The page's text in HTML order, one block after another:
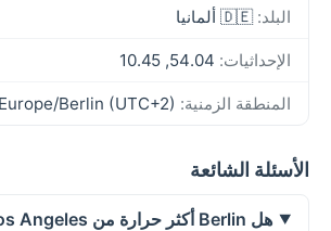
البلد: 🇩🇪 ألمانيا
الإحداثيات:
المنطقة الزمنية:
الأسئلة الشائعة
هل Berlin أكثر حرارة من Los Angeles الآن؟